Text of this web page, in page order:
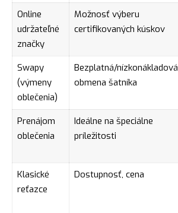
Online
udržateľné
značky
Možnosť výberu
certifikovaných kúskov
Swapy
(výmeny
oblečenia)
Bezplatná/nízkonákladová
obmena šatníka
Prenájom
oblečenia
Ideálne na špeciálne
príležitosti
Klasické
reťazce
Dostupnosť, cena